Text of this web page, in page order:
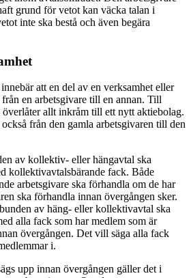
grund för vetot kan väcka talan i
inte ska bestå och även begära
att en del av en verksamhet eller
en arbetsgivare till en annan. Till
överlåter allt inkråm till ett nytt aktiebolag.
från den gamla arbetsgivaren till den
av kollektiv- eller hängavtal ska
kollektivavtalsbärande fack. Både
arbetsgivare ska förhandla om de har
ska förhandla innan övergången sker.
av häng- eller kollektivavtal ska
alla fack som har medlem som är
övergången. Det vill säga alla fack
i.
upp innan övergången gäller det i